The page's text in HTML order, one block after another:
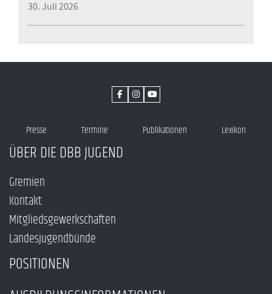
30. Juli 2026
Presse Termine Publikationen Lexikon
ÜBER DIE DBB JUGEND
Gremien
Kontakt
Mitgliedsgewerkschaften
Landesjugendbünde
POSITIONEN